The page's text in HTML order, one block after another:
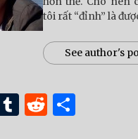
tôi rất “đỉnh” là
See author's
Tumblr
Reddit
Share